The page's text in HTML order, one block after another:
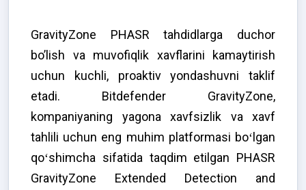
GravityZone PHASR tahdidlarga duchor
bo’lish va muvofiqlik xavflarini kamaytirish
uchun kuchli, proaktiv yondashuvni taklif
etadi. Bitdefender GravityZone,
kompaniyaning yagona xavfsizlik va xavf
tahlili uchun eng muhim platformasi boʻlgan
qoʻshimcha sifatida taqdim etilgan PHASR
GravityZone Extended Detection and